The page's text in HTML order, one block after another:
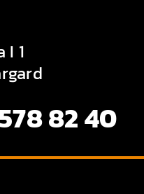
I 1
82 40